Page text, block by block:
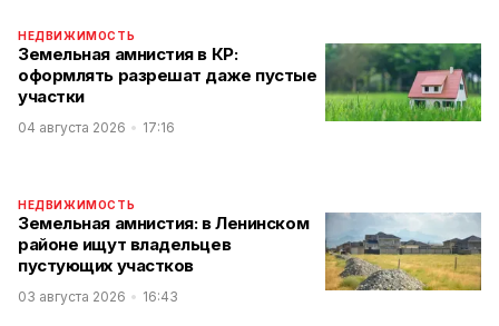
НЕДВИЖИМОСТЬ
Земельная амнистия в КР:
оформлять разрешат даже пустые
участки
04 августа 2026 17:16
НЕДВИЖИМОСТЬ
Земельная амнистия: в Ленинском
районе ищут владельцев
пустующих участков
03 августа 2026 16:43